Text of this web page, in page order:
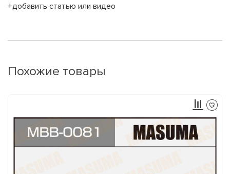
+добавить статью или видео
Похожие товары